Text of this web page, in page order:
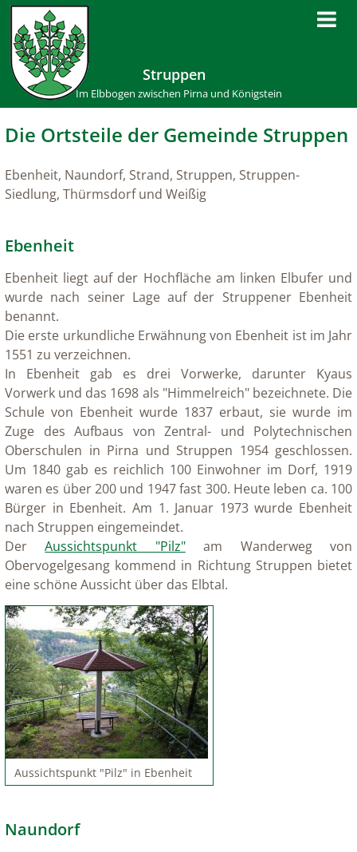
Struppen
Im Elbbogen zwischen Pirna und Königstein
Die Ortsteile der Gemeinde Struppen
Ebenheit, Naundorf, Strand, Struppen, Struppen-
Siedlung, Thürmsdorf und Weißig
Ebenheit
Ebenheit liegt auf der Hochfläche am linken Elbufer und
wurde nach seiner Lage auf der Struppener Ebenheit
benannt.
Die erste urkundliche Erwähnung von Ebenheit ist im Jahr
1551 zu verzeichnen.
In Ebenheit gab es drei Vorwerke, darunter Kyaus
Vorwerk und das 1698 als "Himmelreich" bezeichnete. Die
Schule von Ebenheit wurde 1837 erbaut, sie wurde im
Zuge des Aufbaus von Zentral- und Polytechnischen
Oberschulen in Pirna und Struppen 1954 geschlossen.
Um 1840 gab es reichlich 100 Einwohner im Dorf, 1919
waren es über 200 und 1947 fast 300. Heute leben ca. 100
Bürger in Ebenheit. Am 1. Januar 1973 wurde Ebenheit
nach Struppen eingemeindet.
DerAussichtspunkt "Pilz"am Wanderweg von
Obervogelgesang kommend in Richtung Struppen bietet
eine schöne Aussicht über das Elbtal.
Aussichtspunkt "Pilz" in Ebenheit
Naundorf